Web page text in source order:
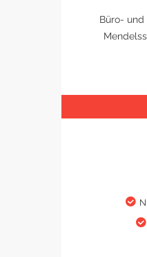
Büro- und